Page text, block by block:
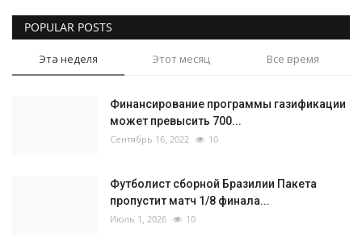
POPULAR POSTS
Эта неделя Этот месяц Все время
Финансирование программы газификации
может превысить 700...
Сентябрь 16, 2022 10
Футболист сборной Бразилии Пакета
пропустит матч 1/8 финала...
Июль 1, 2026 10